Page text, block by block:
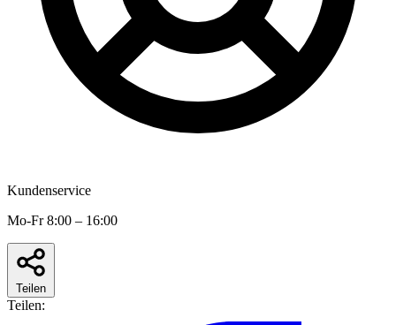
Kundenservice
Mo-Fr 8:00 – 16:00
Teilen
Teilen: